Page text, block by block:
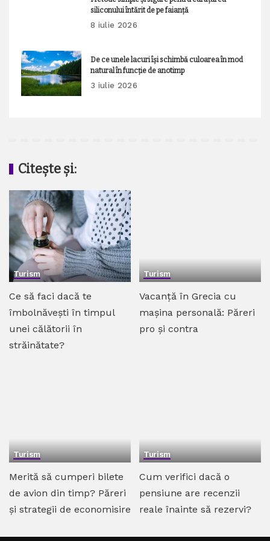
siliconului întărit de pe faianță
8 iulie 2026
De ce unele lacuri își schimbă culoarea în mod
natural în funcție de anotimp
3 iulie 2026
Citește și:
Turism
Ce să faci dacă te
îmbolnăvești în timpul
unei călătorii în
străinătate?
Turism
Vacanță în Grecia cu
mașina personală: Păreri
pro și contra
Turism
Merită să cumperi bilete
de avion din timp? Păreri
și strategii de economisire
Turism
Cum verifici dacă o
pensiune are recenzii
reale înainte să rezervi?